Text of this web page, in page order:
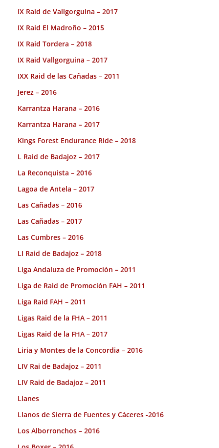
IX Raid de Vallgorguina – 2017
IX Raid El Madroño – 2015
IX Raid Tordera – 2018
IX Raid Vallgorguina – 2017
IXX Raid de las Cañadas – 2011
Jerez – 2016
Karrantza Harana – 2016
Karrantza Harana – 2017
Kings Forest Endurance Ride – 2018
L Raid de Badajoz – 2017
La Reconquista – 2016
Lagoa de Antela – 2017
Las Cañadas – 2016
Las Cañadas – 2017
Las Cumbres – 2016
LI Raid de Badajoz – 2018
Liga Andaluza de Promoción – 2011
Liga de Raid de Promoción FAH – 2011
Liga Raid FAH – 2011
Ligas Raid de la FHA – 2011
Ligas Raid de la FHA – 2017
Liria y Montes de la Concordia – 2016
LIV Rai de Badajoz – 2011
LIV Raid de Badajoz – 2011
Llanes
Llanos de Sierra de Fuentes y Cáceres -2016
Los Alborronchos – 2016